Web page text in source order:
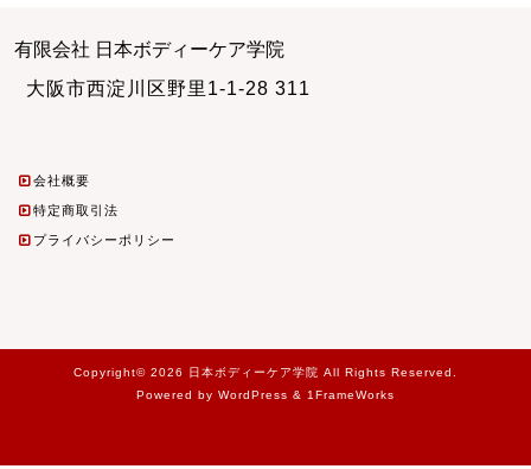
有限会社 日本ボディーケア学院
大阪市西淀川区野里1-1-28 311
会社概要
特定商取引法
プライバシーポリシー
Copyright© 2026 日本ボディーケア学院 All Rights Reserved.
Powered by WordPress & 1FrameWorks